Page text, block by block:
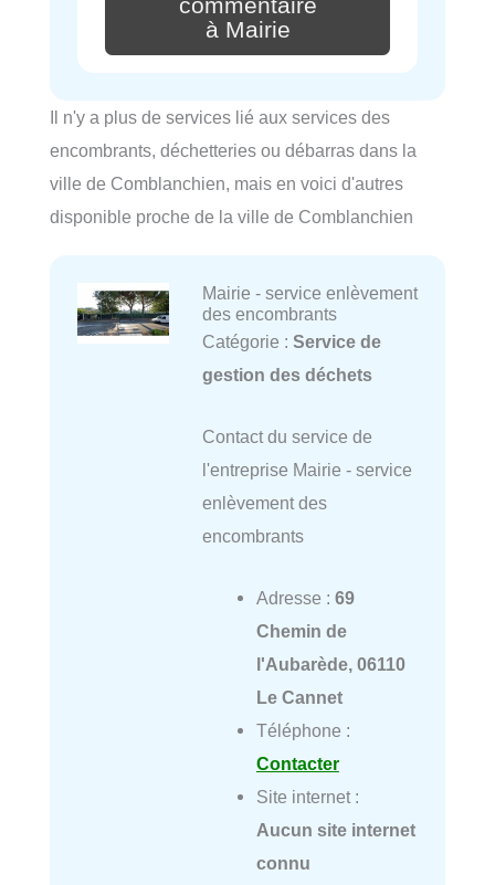
commentaire
à Mairie
Il n'y a plus de services lié aux services des
encombrants, déchetteries ou débarras dans la
ville de Comblanchien, mais en voici d'autres
disponible proche de la ville de Comblanchien
Mairie - service enlèvement
des encombrants
Catégorie : Service de
gestion des déchets
Contact du service de
l'entreprise Mairie - service
enlèvement des
encombrants
Adresse : 69
Chemin de
l'Aubarède, 06110
Le Cannet
Téléphone :
Contacter
Site internet :
Aucun site internet
connu